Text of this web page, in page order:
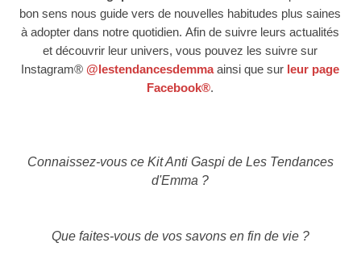
bon sens nous guide vers de nouvelles habitudes plus saines
à adopter dans notre quotidien.Afin de suivre leurs actualités
et découvrir leur univers, vous pouvez les suivre sur
Instagram® @lestendancesdemmaainsi que sur leur page
Facebook®.
Connaissez-vous ce Kit Anti Gaspi de Les Tendances
d'Emma ?
Que faites-vous de vos savons en fin de vie ?